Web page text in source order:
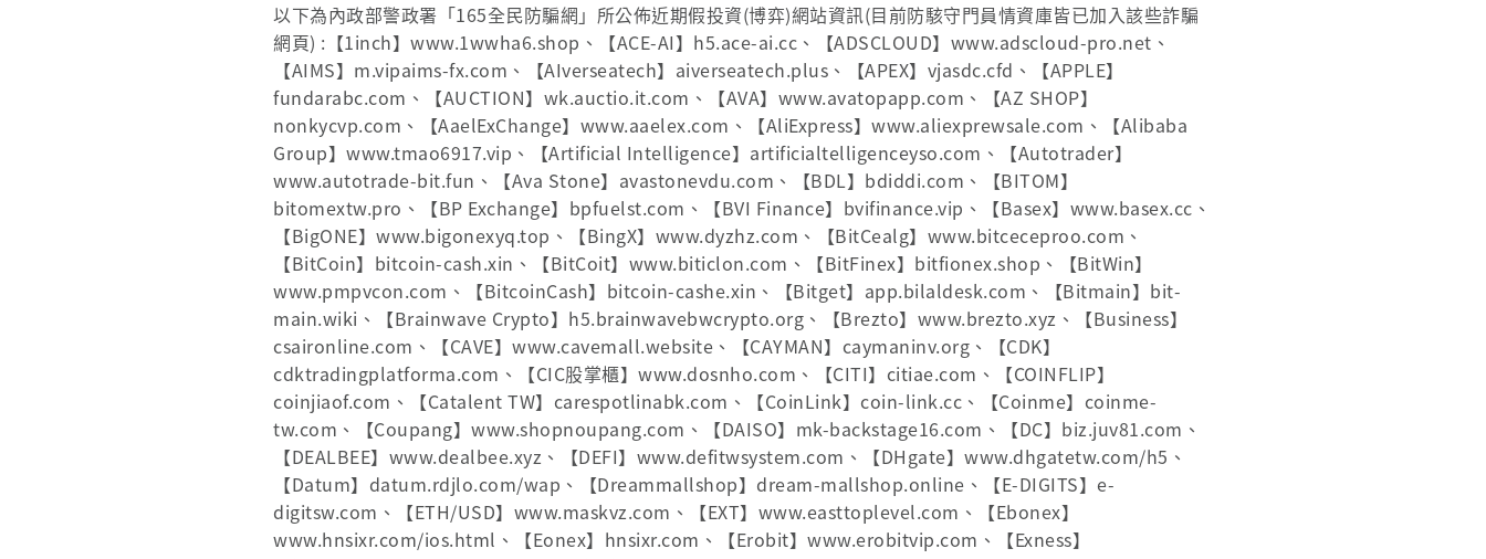
以下為內政部警政署「165全民防騙網」所公佈近期假投資(博弈)網站資訊(目前防駭守門員情資庫皆已加入該些詐騙
網頁) :【1inch】www.1wwha6.shop、【ACE-AI】h5.ace-ai.cc、【ADSCLOUD】www.adscloud-pro.net、
【AIMS】m.vipaims-fx.com、【AIverseatech】aiverseatech.plus、【APEX】vjasdc.cfd、【APPLE】
fundarabc.com、【AUCTION】wk.auctio.it.com、【AVA】www.avatopapp.com、【AZ SHOP】
nonkycvp.com、【AaelExChange】www.aaelex.com、【AliExpress】www.aliexprewsale.com、【Alibaba
Group】www.tmao6917.vip、【Artificial Intelligence】artificialtelligenceyso.com、【Autotrader】
www.autotrade-bit.fun、【Ava Stone】avastonevdu.com、【BDL】bdiddi.com、【BITOM】
bitomextw.pro、【BP Exchange】bpfuelst.com、【BVI Finance】bvifinance.vip、【Basex】www.basex.cc、
【BigONE】www.bigonexyq.top、【BingX】www.dyzhz.com、【BitCealg】www.bitceceproo.com、
【BitCoin】bitcoin-cash.xin、【BitCoit】www.biticlon.com、【BitFinex】bitfionex.shop、【BitWin】
www.pmpvcon.com、【BitcoinCash】bitcoin-cashe.xin、【Bitget】app.bilaldesk.com、【Bitmain】bit-
main.wiki、【Brainwave Crypto】h5.brainwavebwcrypto.org、【Brezto】www.brezto.xyz、【Business】
csaironline.com、【CAVE】www.cavemall.website、【CAYMAN】caymaninv.org、【CDK】
cdktradingplatforma.com、【CIC股掌櫃】www.dosnho.com、【CITI】citiae.com、【COINFLIP】
coinjiaof.com、【Catalent TW】carespotlinabk.com、【CoinLink】coin-link.cc、【Coinme】coinme-
tw.com、【Coupang】www.shopnoupang.com、【DAISO】mk-backstage16.com、【DC】biz.juv81.com、
【DEALBEE】www.dealbee.xyz、【DEFI】www.defitwsystem.com、【DHgate】www.dhgatetw.com/h5、
【Datum】datum.rdjlo.com/wap、【Dreammallshop】dream-mallshop.online、【E-DIGITS】e-
digitsw.com、【ETH/USD】www.maskvz.com、【EXT】www.easttoplevel.com、【Ebonex】
www.hnsixr.com/ios.html、【Eonex】hnsixr.com、【Erobit】www.erobitvip.com、【Exness】